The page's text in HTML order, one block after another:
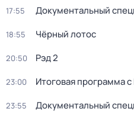
17:55 Докyментальный
18:55 Чёрный лотос
20:50 Рэд 2
23:00 Итоговая программа
23:55 Докyментальный